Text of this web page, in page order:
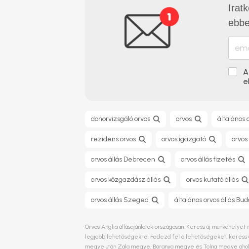
donorvizsgáló orvos orvos általános
rezidens orvos orvos igazgató
orvos állás Debrecen orvos állás fizetés
orvos közgazdász állás orvos kutató állás
orvos állás Szeged általános orvos állás
Orvos Anglia állásajánlatok országosan. Keress új
legjobb lehetőségekre. Fedezd fel a lehetőségeket,
megye után Zala megye, Baranya megye és Tolna megye